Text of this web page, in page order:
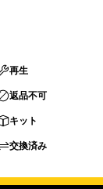
再生
返品不可
キット
交換済み